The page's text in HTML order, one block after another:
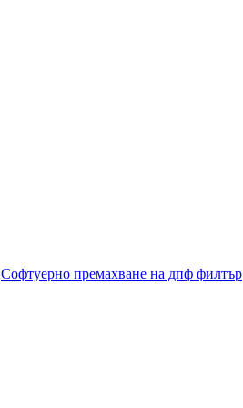
Софтуерно премахване на дпф филтър